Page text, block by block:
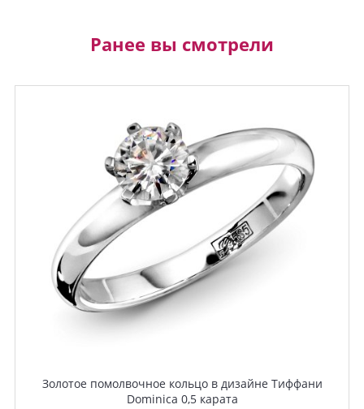
Ранее вы смотрели
Золотое помолвочное кольцо в дизайне Тиффани
Dominica 0,5 карата